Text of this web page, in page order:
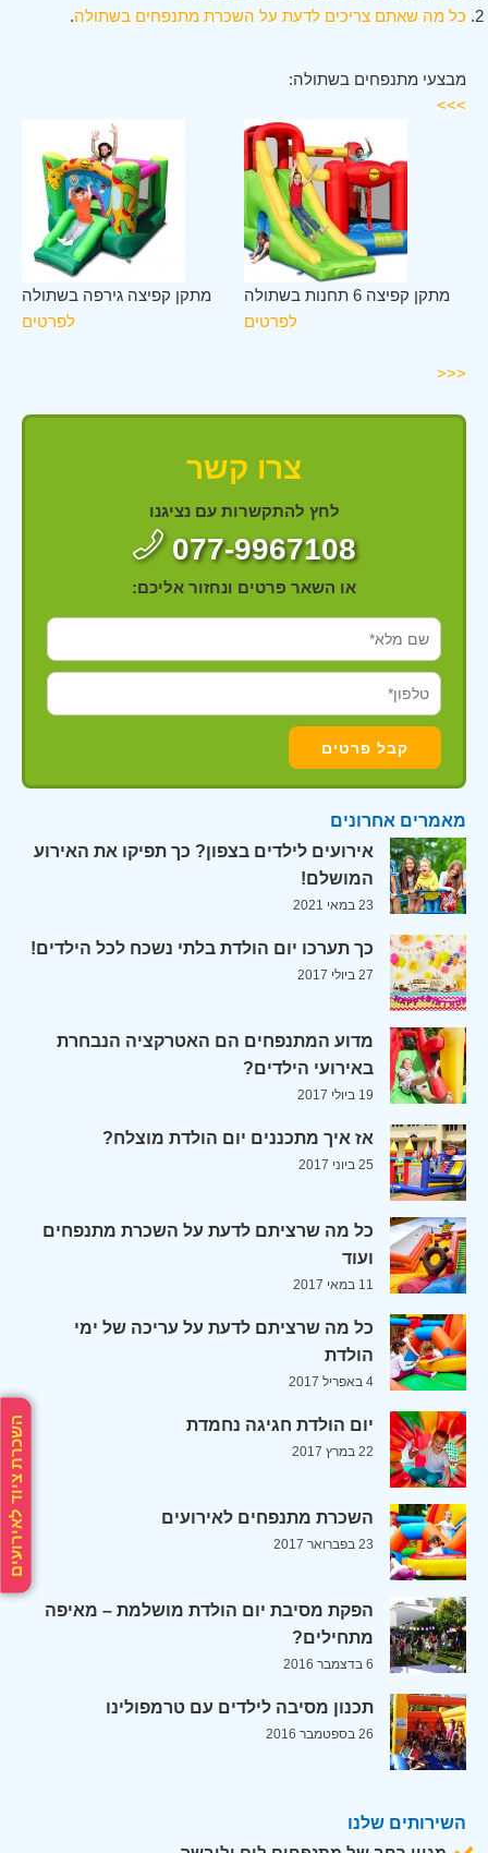
השכרת ציוד לאירועים
כל מה שאתם צריכים לדעת על השכרת מתנפחים בשתולה.
מבצעי מתנפחים בשתולה:
>>>
מתקן קפיצה גירפה בשתולה
לפרטים
מתקן קפיצה 6 תחנות בשתולה
לפרטים
<<<
צרו קשר
לחץ להתקשרות עם נציגנו
077-9967108
או השאר פרטים ונחזור אליכם:
מאמרים אחרונים
אירועים לילדים בצפון? כך תפיקו את האירוע
המושלם!
23 במאי 2021
כך תערכו יום הולדת בלתי נשכח לכל הילדים!
27 ביולי 2017
מדוע המתנפחים הם האטרקציה הנבחרת
באירועי הילדים?
19 ביולי 2017
אז איך מתכננים יום הולדת מוצלח?
25 ביוני 2017
כל מה שרציתם לדעת על השכרת מתנפחים
ועוד
11 במאי 2017
כל מה שרציתם לדעת על עריכה של ימי
הולדת
4 באפריל 2017
יום הולדת חגיגה נחמדת
22 במרץ 2017
השכרת מתנפחים לאירועים
23 בפברואר 2017
הפקת מסיבת יום הולדת מושלמת – מאיפה
מתחילים?
6 בדצמבר 2016
תכנון מסיבה לילדים עם טרמפולינו
26 בספטמבר 2016
השירותים שלנו